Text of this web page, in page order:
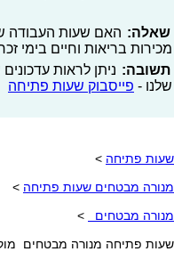
שאלה: האם שעות העבודה
מכירות בריאות וחיים בימי
תשובה: ניתן לראות
שלנו - פייסבוק שעות פתיחה
שעות פתיחה >
מנורה מבטחים שעות פתיחה >
מנורה מבטחים
>
שעות פתיחה מנורה מבטחים